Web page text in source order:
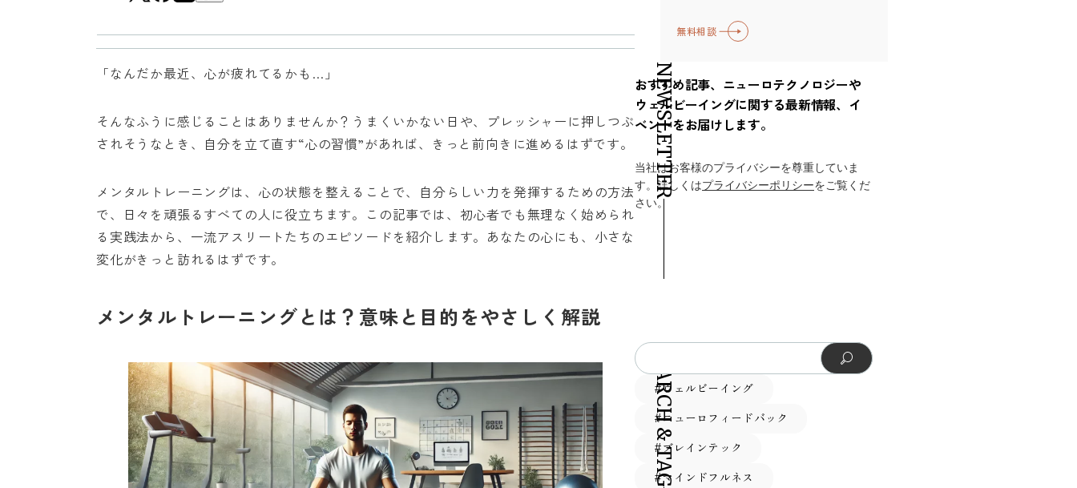
「なんだか最近、心が疲れてるかも…」
そんなふうに感じることはありませんか？うまくいかない日や、プレッシャーに押しつぶ
されそうなとき、自分を立て直す“心の習慣”があれば、きっと前向きに進めるはずです。
メンタルトレーニングは、心の状態を整えることで、自分らしい力を発揮するための方法
で、日々を頑張るすべての人に役立ちます。この記事では、初心者でも無理なく始められ
る実践法から、一流アスリートたちのエピソードを紹介します。あなたの心にも、小さな
変化がきっと訪れるはずです。
メンタルトレーニングとは？意味と目的をやさしく解説
無料相談
NEWSLETTER
おすすめ記事、ニューロテクノロジーや
ウェルビーイングに関する最新情報、イ
ベントをお届けします。
当社はお客様のプライバシーを尊重していま
す。詳しくはプライバシーポリシーをご覧くだ
さい。
SEARCH & TAG
#ウェルビーイング
#ニューロフィードバック
#ブレインテック
#マインドフルネス